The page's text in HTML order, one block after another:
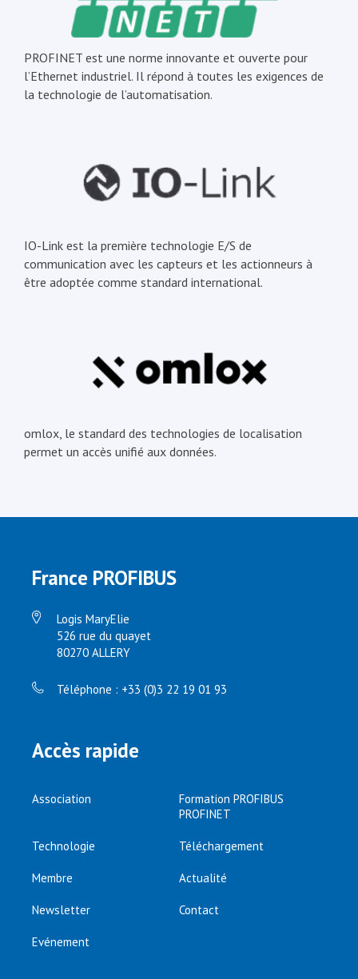
PROFINET est une norme innovante et ouverte pour
l’Ethernet industriel. Il répond à toutes les exigences de
la technologie de l’automatisation.
IO-Link est la première technologie E/S de
communication avec les capteurs et les actionneurs à
être adoptée comme standard international.
omlox, le standard des technologies de localisation
permet un accès unifié aux données.
France PROFIBUS
Logis MaryElie
526 rue du quayet
80270 ALLERY
Téléphone : +33 (0)3 22 19 01 93
Accès rapide
Association
Formation PROFIBUS
PROFINET
Technologie Téléchargement
Membre Actualité
Newsletter Contact
Evénement